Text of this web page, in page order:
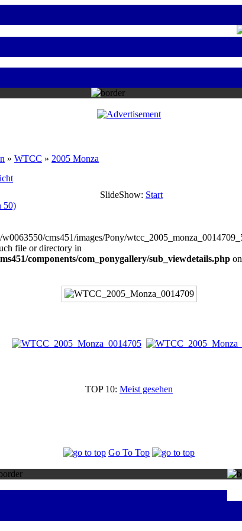
» WTCC » 2005 Monza
SlideShow: Start
50)
cms451/images/Pony/
file or directory in
components/com_ponygallery/sub_viewdetails.php
TOP 10: Meist gesehen
Go To Top